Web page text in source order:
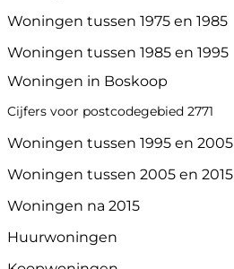
Woningen tussen 1975 en 1985
Woningen tussen 1985 en 1995
Woningen in Boskoop
Cijfers voor postcodegebied 2771
Woningen tussen 1995 en 2005
Woningen tussen 2005 en 2015
Woningen na 2015
Huurwoningen